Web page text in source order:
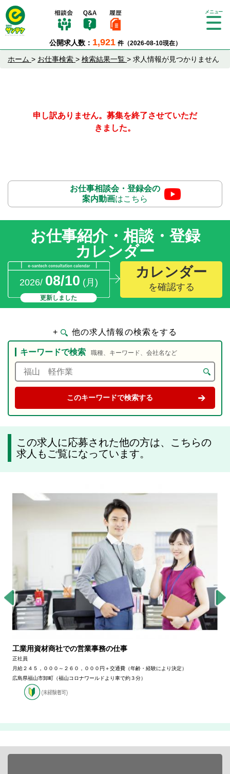
公開求人数： 1,921 件（2026-08-10現在）
Tog
ion
ホーム > お仕事検索 > 検索結果一覧 > 求人情報が見つかりません
申し訳ありません。募集を終了させていただ
きました。
お仕事相談会・登録会の
案内動画はこちら
お仕事紹介・相談・登録
カレンダー
2026/ 08/10 (月)
更新しました
カレンダー
を確認する
+ 他の求人情報の検索をする
キーワードで検索 職種、キーワード、会社名など
この求人に応募された他の方は、こちらの
求人もご覧になっています。
工業用資材商社での営業事務の仕事
正社員
月給２４５，０００～２６０，０００円＋交通費（年齢・経験により決定）
広島県福山市卸町（福山コロナワールドより車で約３分）